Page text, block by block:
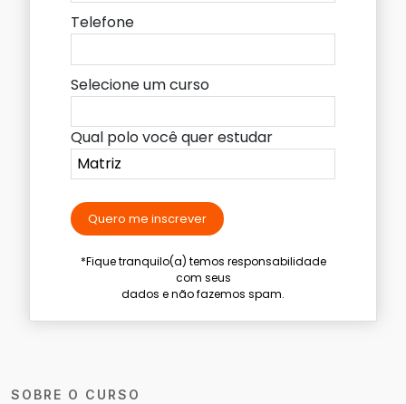
SOBRE O CURSO
Telefone
Selecione um curso
Qual polo você quer estudar
Quero me inscrever
*Fique tranquilo(a) temos responsabilidade
com seus
dados e não fazemos spam.